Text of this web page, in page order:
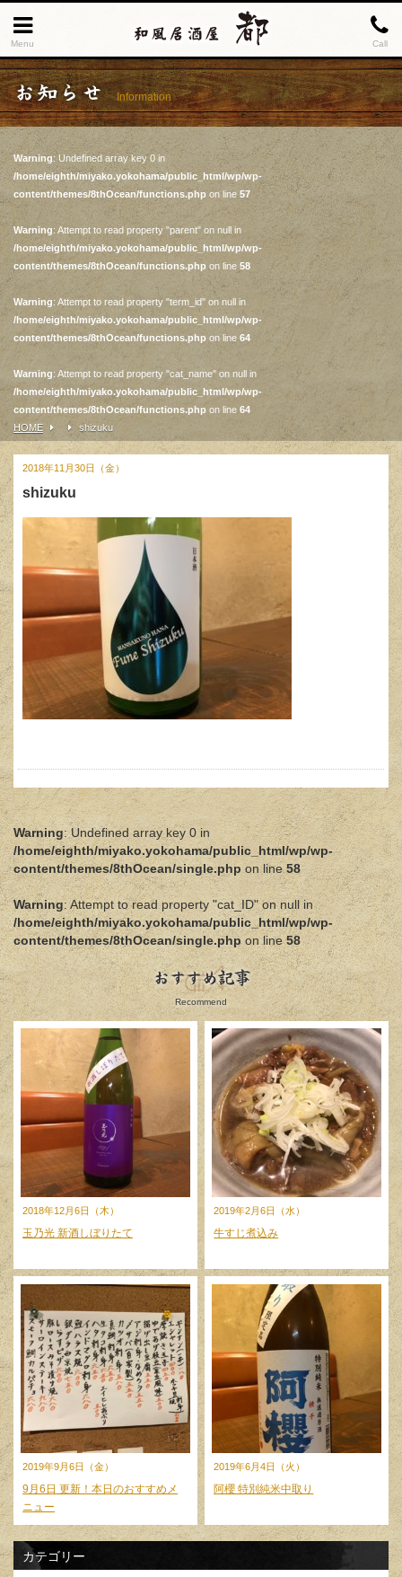
Menu Call
お知らせ Information
Warning: Undefined array key 0 in
/home/eighth/miyako.yokohama/public_html/wp/wp-
content/themes/8thOcean/functions.phpon line57
Warning: Attempt to read property "parent" on null in
/home/eighth/miyako.yokohama/public_html/wp/wp-
content/themes/8thOcean/functions.php on line 58
Warning: Attempt to read property "term_id" on null in
/home/eighth/miyako.yokohama/public_html/wp/wp-
content/themes/8thOcean/functions.php on line 64
Warning: Attempt to read property "cat_name" on null in
/home/eighth/miyako.yokohama/public_html/wp/wp-
content/themes/8thOcean/functions.php on line 64
HOME
shizuku
2018年11月30日（金）
shizuku
Warning: Undefined array key 0 in
/home/eighth/miyako.yokohama/public_html/wp/wp-
content/themes/8thOcean/single.phpon line58
Warning: Attempt to read property "cat_ID" on null in
/home/eighth/miyako.yokohama/public_html/wp/wp-
content/themes/8thOcean/single.phpon line58
おすすめ記事
Recommend
2018年12月6日（木）
玉乃光 新酒しぼりたて
2019年2月6日（水）
牛すじ煮込み
2019年9月6日（金）
9月6日 更新！本日のおすすめメ
ニュー
2019年6月4日（火）
阿櫻 特別純米中取り
カテゴリー